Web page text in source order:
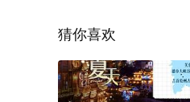
。
猜你喜欢